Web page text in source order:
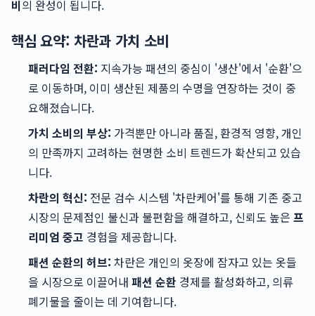
비의 완성이 됩니다.
핵심 요약: 차란과 가치 소비
패러다임 전환: 지속가능 패션의 중심이 '생산'에서 '순환'으
로 이동하며, 이미 생산된 제품의 수명을 연장하는 것이 중
요해졌습니다.
가치 소비의 부상: 가격뿐만 아니라 품질, 환경적 영향, 개인
의 만족까지 고려하는 현명한 소비 트렌드가 확산되고 있습
니다.
차란의 혁신: 전문 검수 시스템 '차란케어'를 통해 기존 중고
시장의 문제점인 불신과 불편함을 해결하고, 신뢰도 높은 프
리미엄 중고 경험을 제공합니다.
패션 순환의 허브: 차란은 개인의 옷장에 잠자고 있는 옷들
을 시장으로 이끌어내 패션 순환 경제를 활성화하고, 의류
폐기물을 줄이는 데 기여합니다.